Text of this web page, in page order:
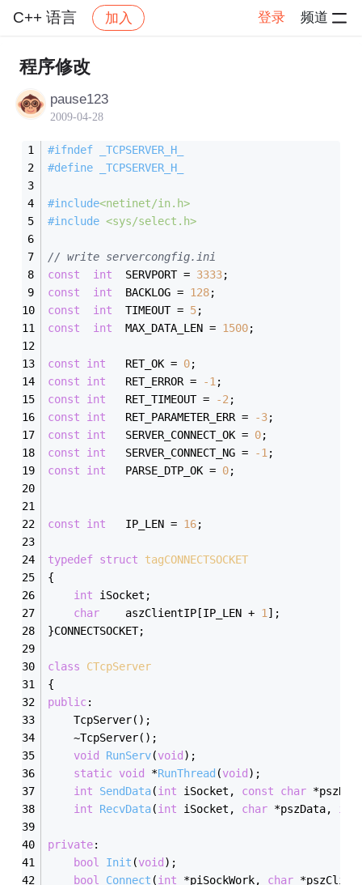
C++ 语言 加入 登录 频道
社区 C++ 语言
程序修改
pause123
2009-04-28
#ifndef _TCPSERVER_H_
#define _TCPSERVER_H_
#include<netinet/in.h>
#include <sys/select.h>
// write servercongfig.ini
const
int
	SERVPORT =
3333;
const
int
	BACKLOG =
128;
const
int
	TIMEOUT =
5;
const
int
	MAX_DATA_LEN =
1500;
const int
	RET_OK =
0;
const
int
	RET_ERROR =
-1 ;
const
int
	RET_TIMEOUT =
-2 ;
const
int
	RET_PARAMETER_ERR =
-3;
const
int
	SERVER_CONNECT_OK =
0;
const
int
	SERVER_CONNECT_NG =
-1 ;
const
int
	PARSE_DTP_OK =
0;
const int
	IP_LEN =
16;
typedef struct
tagCONNECTSOCKET
{
int
	iSocket;
char
	aszClientIP[IP_LEN +
1 ];
}CONNECTSOCKET;
class
CTcpServer
{
public:
	TcpServer();
	~TcpServer();
void
RunServ(void ) ;
static void *RunThread (void ) ;
int
SendData(int iSocket, const char
int
RecvData(int iSocket, char *pszData, int
private:
bool
Init (void ) ;
bool
Connect (int *piSockWork, char